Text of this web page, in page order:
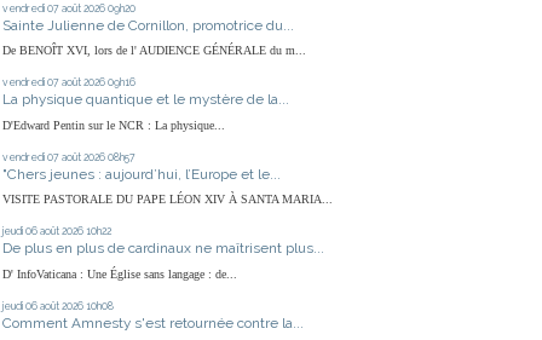
vendredi 07 août 2026 09h20
Sainte Julienne de Cornillon, promotrice du...
De BENOÎT XVI, lors de l' AUDIENCE GÉNÉRALE du m...
vendredi 07 août 2026 09h16
La physique quantique et le mystère de la...
D'Edward Pentin sur le NCR : La physique...
vendredi 07 août 2026 08h57
"Chers jeunes : aujourd’hui, l’Europe et le...
VISITE PASTORALE DU PAPE LÉON XIV À SANTA MARIA...
jeudi 06 août 2026 10h22
De plus en plus de cardinaux ne maîtrisent plus...
D' InfoVaticana : Une Église sans langage : de...
jeudi 06 août 2026 10h08
Comment Amnesty s'est retournée contre la...